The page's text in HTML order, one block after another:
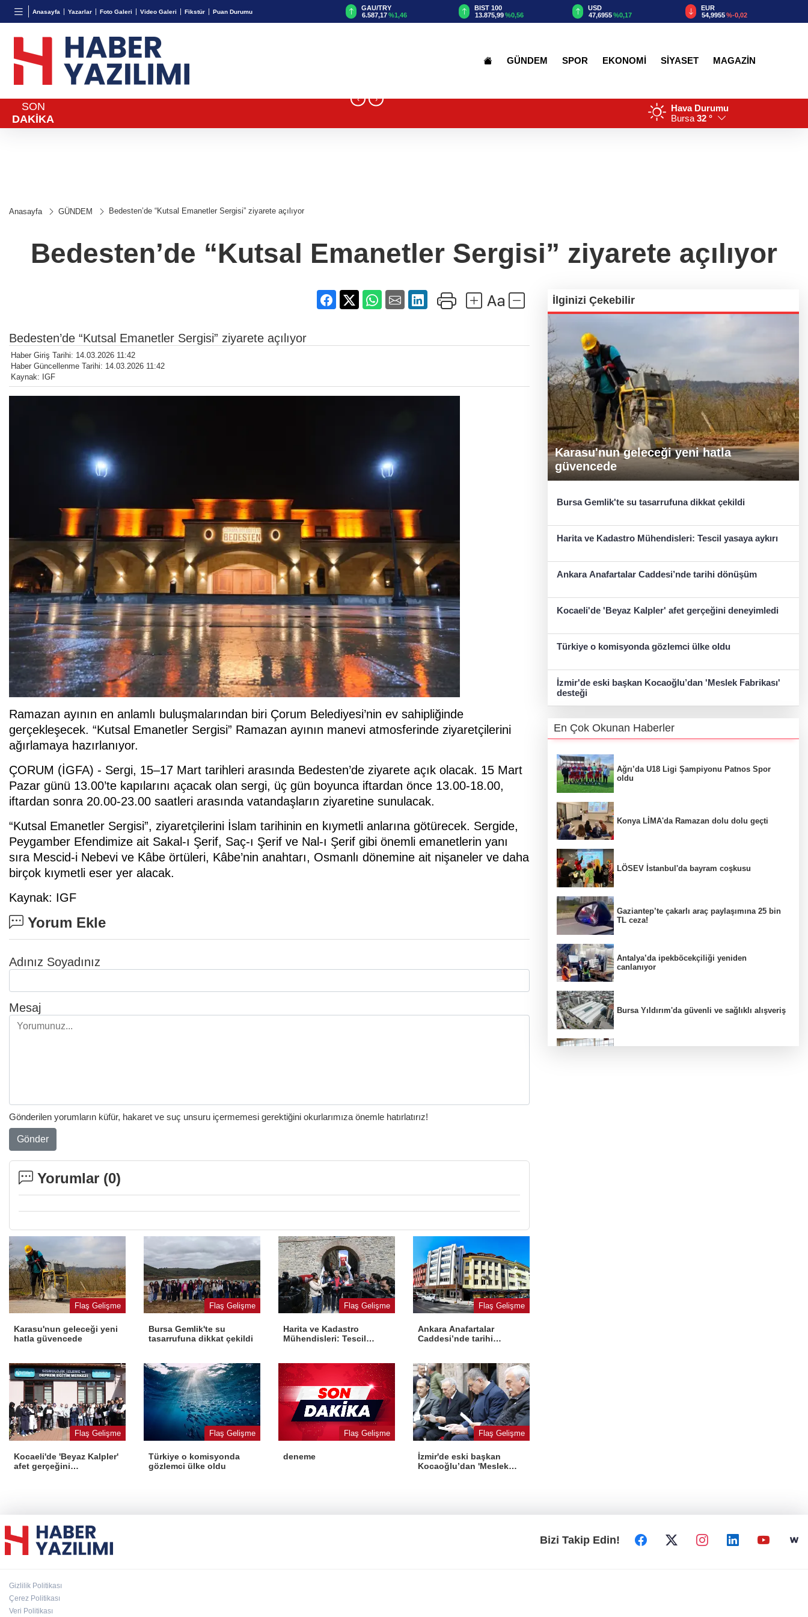
Anasayfa Yazarlar Foto Galeri Video Galeri Fikstür Puan Durumu
BGN
27,9743 %-0,22
VND
0,0018%0,36
6.587,17
BIST 100
13.875,99%0,56
USD
47,6955%0,17
EUR
54,9955 %-0,02
GBP
64,1866 %0,04
GÜNDEM SPOR EKONOMİ SİYASET MAGAZİN
SON
DAKİKA
‹ ›
Hava Durumu
Bursa 32 °
Anasayfa GÜNDEM Bedesten’de “Kutsal Emanetler Sergisi” ziyarete açılıyor
Bedesten’de “Kutsal Emanetler Sergisi” ziyarete açılıyor
Bedesten’de “Kutsal Emanetler Sergisi” ziyarete açılıyor
Haber Giriş Tarihi: 14.03.2026 11:42
Haber Güncellenme Tarihi: 14.03.2026 11:42
Kaynak: IGF
Ramazan ayının en anlamlı buluşmalarından biri Çorum Belediyesi’nin ev sahipliğinde
gerçekleşecek. “Kutsal Emanetler Sergisi” Ramazan ayının manevi atmosferinde ziyaretçilerini
ağırlamaya hazırlanıyor.
ÇORUM (İGFA) - Sergi, 15–17 Mart tarihleri arasında Bedesten’de ziyarete açık olacak. 15 Mart
Pazar günü 13.00’te kapılarını açacak olan sergi, üç gün boyunca iftardan önce 13.00-18.00,
iftardan sonra 20.00-23.00 saatleri arasında vatandaşların ziyaretine sunulacak.
“Kutsal Emanetler Sergisi”, ziyaretçilerini İslam tarihinin en kıymetli anlarına götürecek. Sergide,
Peygamber Efendimize ait Sakal-ı Şerif, Saç-ı Şerif ve Nal-ı Şerif gibi önemli emanetlerin yanı
sıra Mescid-i Nebevi ve Kâbe örtüleri, Kâbe’nin anahtarı, Osmanlı dönemine ait nişaneler ve daha
birçok kıymetli eser yer alacak.
Kaynak: IGF
Yorum Ekle
Adınız Soyadınız
Mesaj
Gönderilen yorumların küfür, hakaret ve suç unsuru içermemesi gerektiğini okurlarımıza önemle hatırlatırız!
Gönder
Yorumlar (0)
Flaş Gelişme
Karasu'nun geleceği yeni
hatla güvencede
Flaş Gelişme
Bursa Gemlik'te su
tasarrufuna dikkat çekildi
Flaş Gelişme
Harita ve Kadastro
Mühendisleri: Tescil
Flaş Gelişme
Ankara Anafartalar
Caddesi’nde tarihi
Flaş Gelişme
Kocaeli'de 'Beyaz Kalpler'
afet gerçeğini
Flaş Gelişme
Türkiye o komisyonda
gözlemci ülke oldu
Flaş Gelişme
deneme
Flaş Gelişme
İzmir'de eski başkan
Kocaoğlu’dan 'Meslek
İlginizi Çekebilir
Karasu'nun geleceği yeni hatla
güvencede
Bursa Gemlik'te su tasarrufuna dikkat çekildi
Harita ve Kadastro Mühendisleri: Tescil yasaya aykırı
Ankara Anafartalar Caddesi’nde tarihi dönüşüm
Kocaeli'de 'Beyaz Kalpler' afet gerçeğini deneyimledi
Türkiye o komisyonda gözlemci ülke oldu
İzmir'de eski başkan Kocaoğlu’dan 'Meslek Fabrikası'
desteği
En Çok Okunan Haberler
Ağrı’da U18 Ligi Şampiyonu Patnos Spor
oldu
Konya LİMA'da Ramazan dolu dolu geçti
LÖSEV İstanbul'da bayram coşkusu
Gaziantep’te çakarlı araç paylaşımına 25 bin
TL ceza!
Antalya’da ipekböcekçiliği yeniden
canlanıyor
Bursa Yıldırım'da güvenli ve sağlıklı alışveriş
Bizi Takip Edin!
Gizlilik Politikası
Çerez Politikası
Veri Politikası